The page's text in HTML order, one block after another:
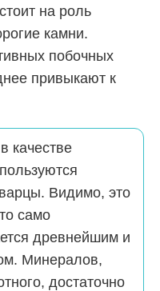
на роль
камни.
побочных
привыкают к
качестве
Видимо, это
само
древнейшим и
Минералов,
достаточно